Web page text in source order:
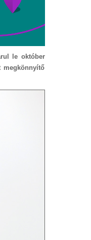
le október
megkönnyítő